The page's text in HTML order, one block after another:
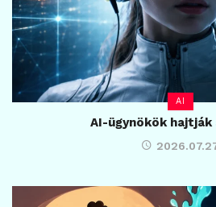
AI
AI-ügynökök